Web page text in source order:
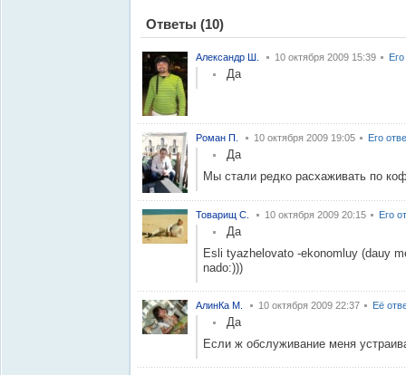
Ответы (10)
Александр Ш. 10 октября 2009 15:39
Да
Роман П. 10 октября 2009 19:05 Его
Да
Мы стали редко расхаживать по
Товарищ С. 10 октября 2009 20:15 Его
Да
Esli tyazhelovato -ekonomluy (dauy
nado:)))
АлинКа М. 10 октября 2009 22:37 Её
Да
Если ж обслуживание меня